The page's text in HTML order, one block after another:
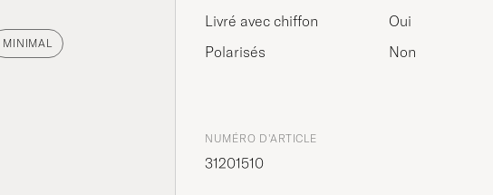
MINIMAL
Livré avec chiffon
Oui
Polarisés
Non
NUMÉRO D'ARTICLE
31201510